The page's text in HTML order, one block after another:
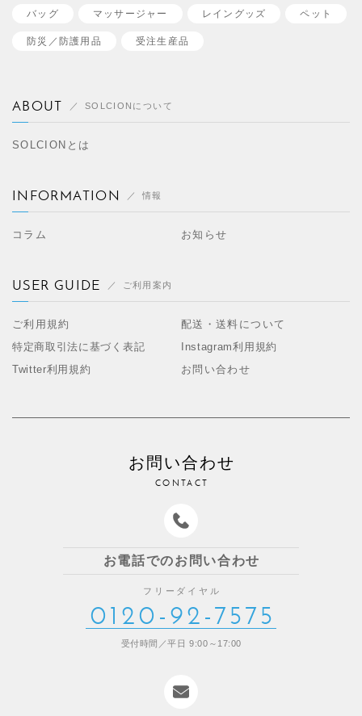
バッグ マッサージャー レイングッズ ペット
防災／ 防護用品 受注生産品
ABOUT SOLCIONについて
SOLCIONとは
INFORMATION 情報
コラム お知らせ
USER GUIDE ご利用案内
ご利用規約
配送・送料について
特定商取引法に基づく表記
Instagram利用規約
Twitter利用規約
お問い合わせ
お問い合わせ
CONTACT
お電話でのお問い合わせ
フリーダイヤル
0120-92-7575
受付時間／平日 9:00～17:00